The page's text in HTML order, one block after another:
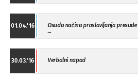
01.04.'16
Osuda načina proslavljanja presude
...
30.03.'16 Verbalni napad